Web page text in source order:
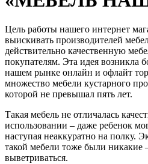
Цель работы нашего интернет
выискивать производителей
действительно качественную
покупателям. Эта идея возникла
нашем рынке онлайн и офлайт
множество мебели кустарного
которой не превышал пять лет.
Такая мебель не отличалась
использовании – даже ребенок
наступая неаккуратно на полку.
такой мебели тоже были никакие
выветриваться.